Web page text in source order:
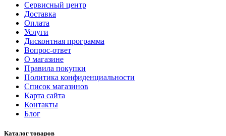
Сервисный центр
Доставка
Оплата
Услуги
Дисконтная программа
Вопрос-ответ
О магазине
Правила покупки
Политика конфиденциальности
Список магазинов
Карта сайта
Контакты
Блог
Каталог товаров